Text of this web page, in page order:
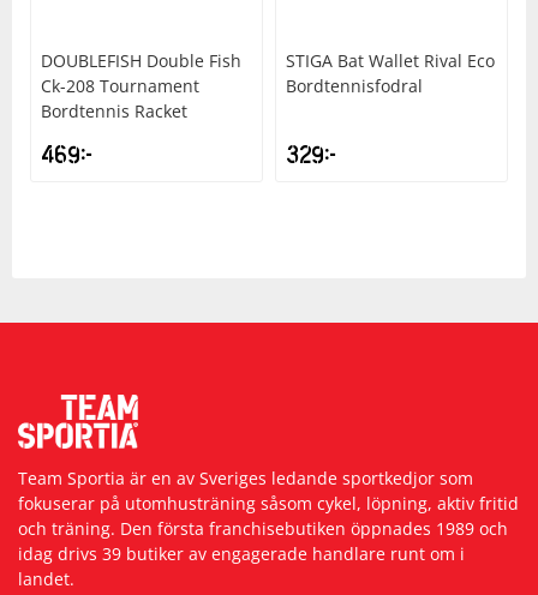
DOUBLEFISH Double Fish
Ck-208 Tournament
Bordtennis Racket
469kr
STIGA Bat Wallet Rival Eco
Bordtennisfodral
329kr
Team Sportia är en av Sveriges ledande sportkedjor som
fokuserar på utomhusträning såsom cykel, löpning, aktiv fritid
och träning. Den första franchisebutiken öppnades 1989 och
idag drivs 39 butiker av engagerade handlare runt om i
landet.